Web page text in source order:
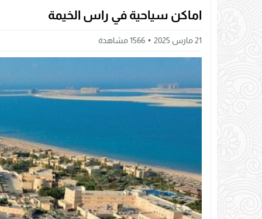
اماكن سياحية في راس الخيمة
21 مارس 2025 1566مشاهدة